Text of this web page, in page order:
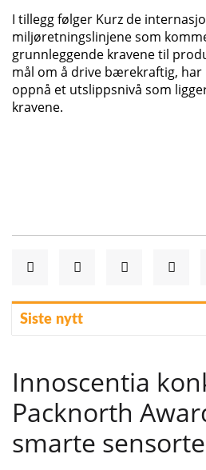
I tillegg følger Kurz de
miljøretningslinjene som
grunnleggende kravene til
mål om å drive bærekraftig, har
oppnå et utslippsnivå som
kravene.
Siste nytt
Innoscentia
Packnorth
smarte